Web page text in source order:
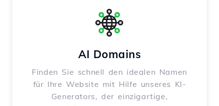
AI Domains
Finden Sie schnell den idealen Namen
für Ihre Website mit Hilfe unseres KI-
Generators, der einzigartige,